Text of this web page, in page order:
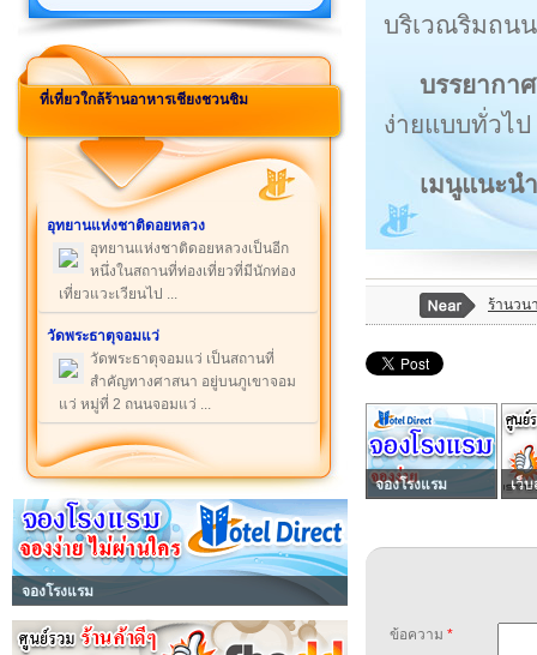
ที่เที่ยวใกล้ร้านอาหารเชียงชวนชิม
อุทยานแห่งชาติดอยหลวง
อุทยานแห่งชาติดอยหลวงเป็นอีก
หนึ่งในสถานที่ท่องเที่ยวที่มีนักท่อง
เที่ยวแวะเวียนไป ...
วัดพระธาตุจอมแว่
วัดพระธาตุจอมแว่ เป็นสถานที่
สำคัญทางศาสนา อยู่บนภูเขาจอม
แว่ หมู่ที่ 2 ถนนจอมแว่ ...
จองโรงแรม
บริเวณริมถน
บรรยากาศ
ง่ายแบบทั่วไป
เมนูแนะนำ
ร้านวน
จองโรงแรม เว็บ
ข้อความ *